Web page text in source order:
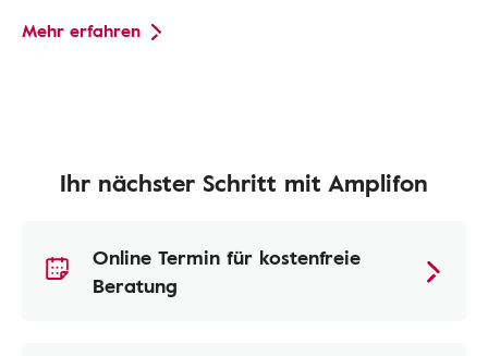
Mehr erfahren
Ihr nächster Schritt mit Amplifon
Online Termin für kostenfreie
Beratung